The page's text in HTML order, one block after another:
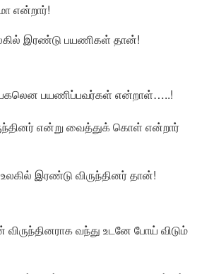
என்றார்!
இரண்டு பயணிகள் தான்!
பயணிப்பவர்கள் என்றாள்…..!
என்று வைத்துக் கொள் என்றார்
இரண்டு விருந்தினர் தான்!
வந்து உடனே போய் விடும்